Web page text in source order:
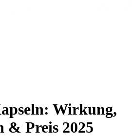
Wirkung,
& Preis 2025